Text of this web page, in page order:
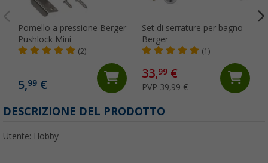
Pomello a pressione Berger
Pushlock Mini
(2)
5,99 €
Set di serrature per bagno
Berger
(1)
33,99€
PVP 39,99 €
DESCRIZIONE DEL PRODOTTO
Utente: Hobby